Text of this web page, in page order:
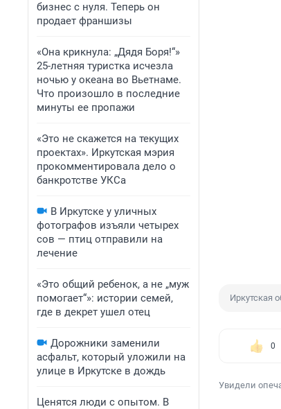
бизнес с нуля. Теперь он
продает франшизы
«Она крикнула: „Дядя Боря!“»
25-летняя туристка исчезла
ночью у океана во Вьетнаме.
Что произошло в последние
минуты ее пропажи
«Это не скажется на текущих
проектах». Иркутская мэрия
прокомментировала дело о
банкротстве УКСа
В Иркутске у уличных
фотографов изъяли четырех
сов — птиц отправили на
лечение
«Это общий ребенок, а не „муж
помогает“»: истории семей,
где в декрет ушел отец
Дорожники заменили
асфальт, который уложили на
улице в Иркутске в дождь
Ценятся люди с опытом. В
Иркутская
0
Увидели